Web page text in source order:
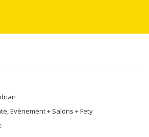
Evènement + Salons + Fety